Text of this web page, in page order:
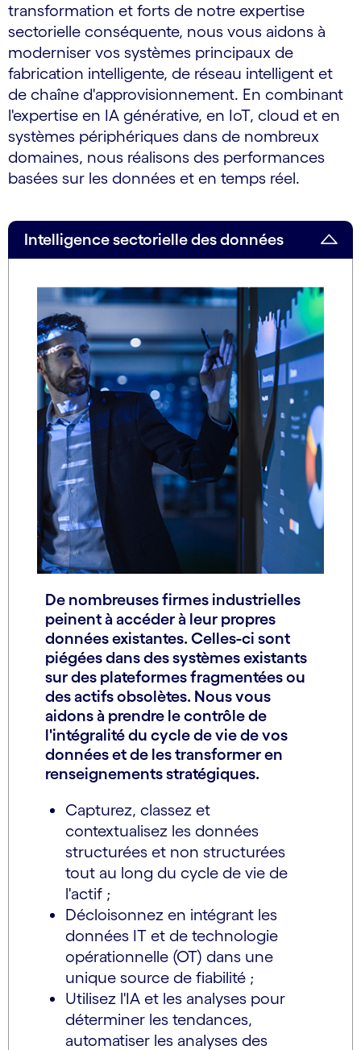
transformation et forts de notre expertise
sectorielle conséquente, nous vous aidons à
moderniser vos systèmes principaux de
fabrication intelligente, de réseau intelligent et
de chaîne d'approvisionnement. En combinant
l'expertise en IA générative, en IoT, cloud et en
systèmes périphériques dans de nombreux
domaines, nous réalisons des performances
basées sur les données et en temps réel.
Intelligence sectorielle des données
De nombreuses firmes industrielles
peinent à accéder à leur propres
données existantes. Celles-ci sont
piégées dans des systèmes existants
sur des plateformes fragmentées ou
des actifs obsolètes. Nous vous
aidons à prendre le contrôle de
l'intégralité du cycle de vie de vos
données et de les transformer en
renseignements stratégiques.
Capturez, classez et
contextualisez les données
structurées et non structurées
tout au long du cycle de vie de
l'actif ;
Décloisonnez en intégrant les
données IT et de technologie
opérationnelle (OT) dans une
unique source de fiabilité ;
Utilisez l'IA et les analyses pour
déterminer les tendances,
automatiser les analyses des